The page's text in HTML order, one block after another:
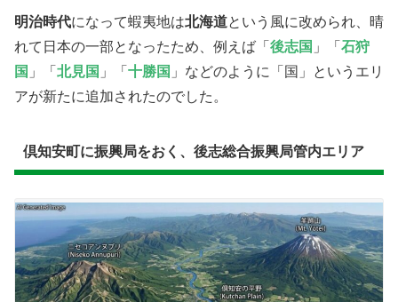
明治時代になって蝦夷地は北海道という風に改められ、晴
れて日本の一部となったため、例えば「 後志国 」「 石狩
国 」「 北見国 」「 十勝国 」などのように「国」というエリ
アが新たに追加されたのでした。
倶知安町に振興局をおく、後志総合振興局管内エリア